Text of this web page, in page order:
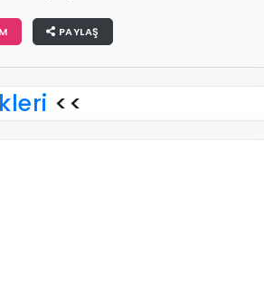
PAYLAŞ
<<